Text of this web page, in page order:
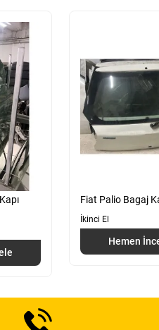
Fiat Palio Bagaj
İkinci El
Hemen